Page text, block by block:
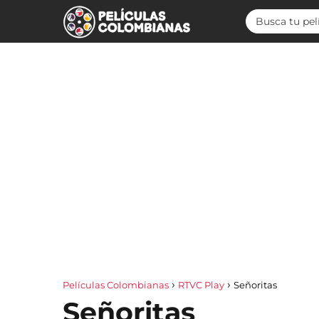
Películas Colombianas RTVC Play Señoritas
Señoritas